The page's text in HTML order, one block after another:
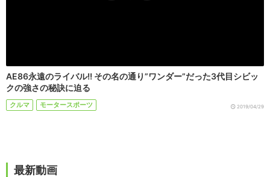
AE86永遠のライバル!! その名の通り”ワンダー”だった3代目シビッ
クの強さの秘訣に迫る
クルマ モータースポーツ 2019/04/29
最新動画